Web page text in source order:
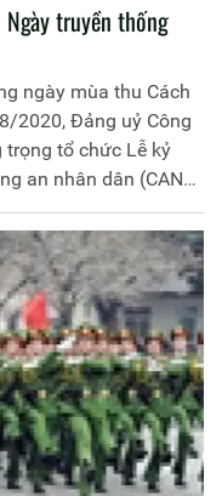
truyền thống
ngày mùa thu Cách
2020, Đảng uỷ Công
trọng tổ chức Lễ kỷ
an nhân dân (CAND)
năm Ngày hội toàn
– 19/8/2020) và
Nhất.